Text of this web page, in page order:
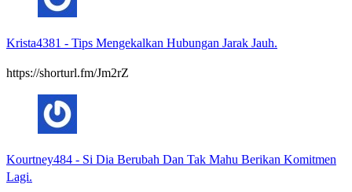
Krista4381 - Tips Mengekalkan Hubungan Jarak Jauh.
https://shorturl.fm/Jm2rZ
Kourtney484 - Si Dia Berubah Dan Tak Mahu Berikan Komitmen
Lagi.